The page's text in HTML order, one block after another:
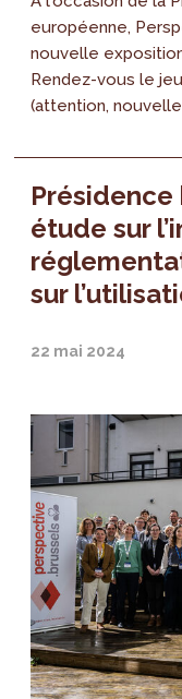
européenne,
nouvelle
Rendez-vous le
(attention,
Présidence
étude sur
sur
22 mai 2024